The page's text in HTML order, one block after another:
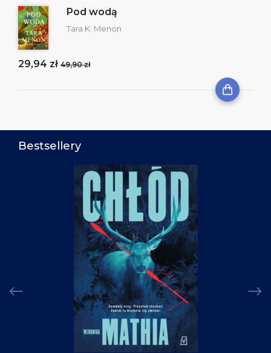
Pod wodą
Tara K. Menon
29,94 zł 49,90 zł
Bestsellery